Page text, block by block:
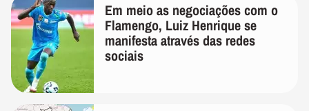
Em meio as negociações com o
Flamengo, Luiz Henrique se
manifesta através das redes
sociais